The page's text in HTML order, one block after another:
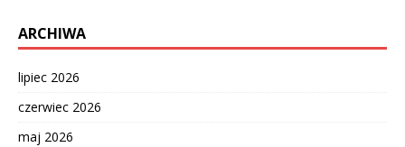
ARCHIWA
lipiec 2026
czerwiec 2026
maj 2026